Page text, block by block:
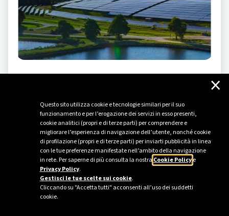
Questo sito utilizza cookie e tecnologie similari per il suo
funzionamento e per l’erogazione dei servizi in esso presenti,
cookie analitici (propri e di terze parti) per comprendere e
migliorare l’esperienza di navigazione dell’utente, nonché cookie
di profilazione (propri e di terze parti) per inviarti pubblicità in linea
con le tue preferenze manifestate nell’ambito della navigazione
in rete. Per saperne di più consulta la nostra Cookie Policye
Privacy Policy.
Gestisci le tue scelte sui cookie.
Cliccando su "Accetta tutti" acconsenti all’uso dei suddetti
cookie.
×
In uno scenario di continuo cambiamento come quello
dell’energia caratterizzato da complessità di varia
natura servono tecnologie, investimenti, costanza e
impegno. Questo significa che c’è una grande
opportunità di accelerazione della transizione grazie